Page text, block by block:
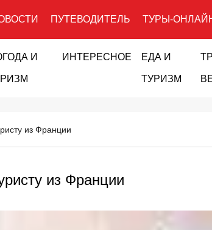
ПУТЕВОДИТЕЛЬ ТУРЫ-
И ИНТЕРЕСНОЕ ЕДА И
ТУРИЗМ
из Франции
из Франции